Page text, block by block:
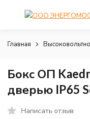
Главная
Бокс ОП
дверью IP65
Написать отзыв